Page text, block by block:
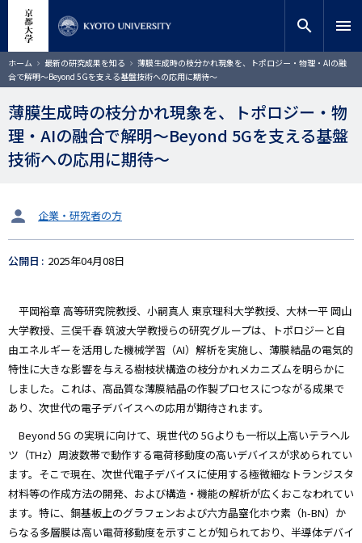
コ
ン
テ
ン
ツ
に
移
動
サイト内検索
検索
search menu
ホーム 最新の研究成果を知る
薄膜生成時の枝分かれ現象を、トポロジー・物理・AIの融
合で解明〜Beyond 5Gを支える基盤技術への応用に期待〜
薄膜生成時の枝分かれ現象を、トポロジー・物
理・AIの融合で解明〜Beyond 5Gを支える基盤
技術への応用に期待〜
タ
ッ
企業・研究者の方
公開日 2025年04月08日
平岡裕章 高等研究院教授、小嗣真人 東京理科大学教授、大林一平 岡山
大学教授、三俣千春 筑波大学教授らの研究グループは、トポロジーと自
由エネルギーを活用した機械学習（AI）解析を実施し、薄膜結晶の電気的
特性に大きな影響を与える樹枝状構造の枝分かれメカニズムを明らかに
しました。これは、高品質な薄膜結晶の作製プロセスにつながる成果で
あり、次世代の電子デバイスへの応用が期待されます。
Beyond 5G の実現に向けて、現世代の 5Gよりも一桁以上高いテラヘル
ツ（THz）周波数帯で動作する電荷移動度の高いデバイスが求められてい
ます。そこで現在、次世代電子デバイスに使用する極微細なトランジスタ
材料等の作成方法の開発、および構造・機能の解析が広くおこなわれてい
ます。特に、銅基板上のグラフェンおよび六方晶窒化ホウ素（h-BN）か
らなる多層膜は高い電荷移動度を示すことが知られており、半導体デバイ